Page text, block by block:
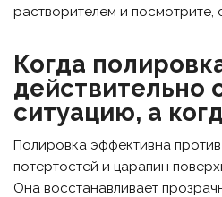
растворителем и посмотрите,
Когда
действительно
ситуацию, а
Полировка эффективна
потертостей и царапин
Она восстанавливает